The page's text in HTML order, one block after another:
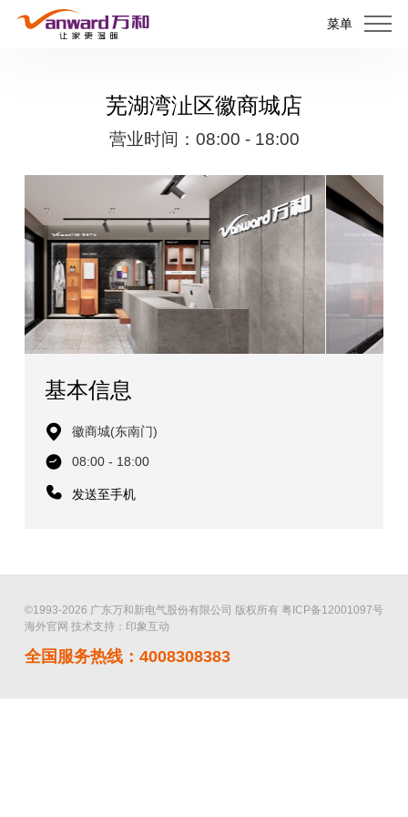
菜单
芜湖湾沚区徽商城店
营业时间：08:00 - 18:00
基本信息
徽商城(东南门)
08:00 - 18:00
发送至手机
©1993-2026 广东万和新电气股份有限公司 版权所有 粤ICP备12001097号
海外官网 技术支持：印象互动
全国服务热线：4008308383